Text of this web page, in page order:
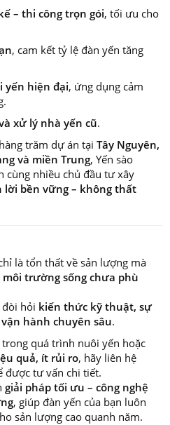
– thi công trọn gói, tối ưu cho
, cam kết tỷ lệ đàn yến tăng
yến hiện đại, ứng dụng cảm
xử lý nhà yến cũ.
trăm dự án tạiTây Nguyên,
và miền Trung, Yến sào
cùng nhiều chủ đầu tư xây
lời bền vững – không thất
là tổn thất về sản lượng mà
trường sống chưa phù
hỏi kiến thức kỹ thuật, sự
hành chuyên sâu.
quá trình nuôi yến hoặc
quả, ít rủi ro, hãy liên hệ
được tư vấn chi tiết.
giải pháp tối ưu – công nghệ
, giúp đàn yến của bạn luôn
sản lượng cao quanh năm.